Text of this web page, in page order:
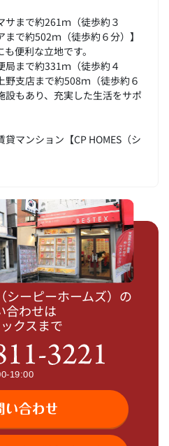
サまで約261ｍ（徒歩約３
で約502ｍ（徒歩約６分）】
便利な立地です。
まで約331ｍ（徒歩約４
支店まで約508ｍ（徒歩約６
もあり、充実した生活をサポ
マンション【CP HOMES（シ
ーピーホームズ）の
合わせは
クスまで